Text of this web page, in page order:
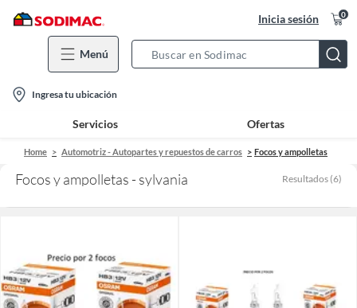
Inicia sesión 0
Menú
Bar
location-
icon
Ingresa tu ubicación
Servicios Ofertas
Home Automotriz - Autopartes y repuestos de carros Focos y ampolletas
Focos y ampolletas - sylvania Resultados (6)